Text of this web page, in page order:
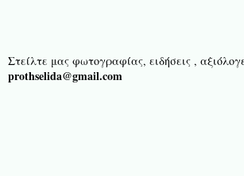
Στείλτε μας φωτογραφίας, ειδήσεις ,
prothselida@gmail.com